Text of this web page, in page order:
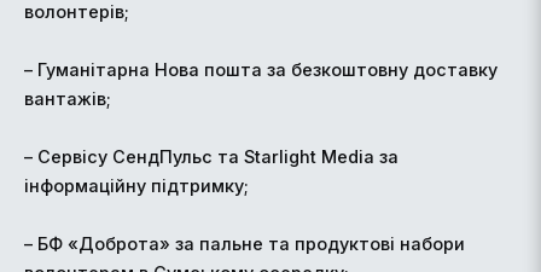
волонтерів;
– Гуманітарна Нова пошта за безкоштовну доставку
вантажів;
– Сервісу СендПульс та Starlight Media за
інформаційну підтримку;
– БФ «Доброта» за пальне та продуктові набори